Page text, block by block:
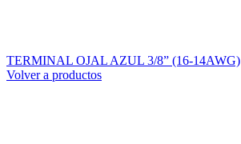
TERMINAL OJAL AZUL 3/8” (16-14AWG)
Volver a productos